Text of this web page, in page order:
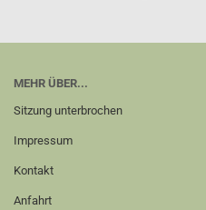
MEHR ÜBER...
Sitzung unterbrochen
Impressum
Kontakt
Anfahrt